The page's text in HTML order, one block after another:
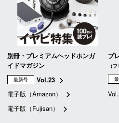
別冊・プレミアムヘッドホンガ
イドマガジン
最新号
Vol.23
電子版（Amazon）
電子版（Fujisan）
プ
（